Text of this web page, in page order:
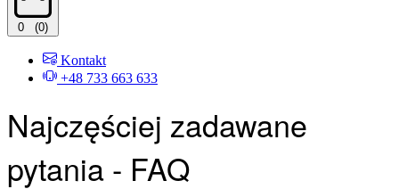
0 (0)
Kontakt
+48 733 663 633
Najczęściej zadawane
pytania - FAQ